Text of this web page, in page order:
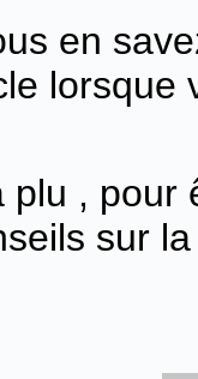
en
lorsque
, pour
sur